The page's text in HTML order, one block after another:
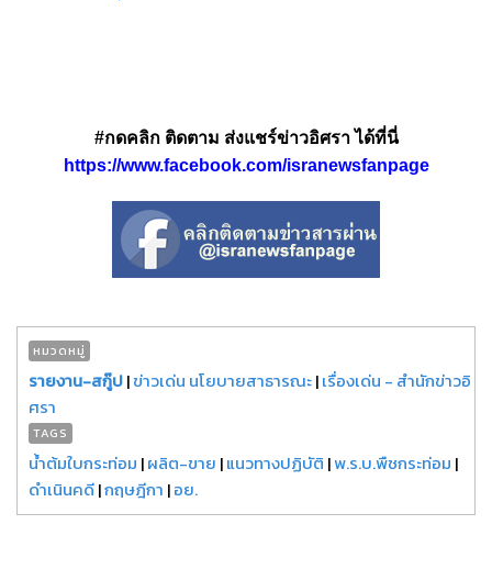
#กดคลิก ติดตาม ส่งแชร์ข่าวอิศรา ได้ที่นี่
https://www.facebook.com/isranewsfanpage
หมวดหมู่
รายงาน-สกู๊ป|ข่าวเด่น นโยบายสาธารณะ|เรื่องเด่น - สำนักข่าวอิ
ศรา
TAGS
น้ำต้มใบกระท่อม |ผลิต-ขาย |แนวทางปฏิบัติ |พ.ร.บ.พืชกระท่อม |
ดำเนินคดี|กฤษฎีกา |อย.